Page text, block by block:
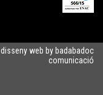
disseny web by badabadoc
comunicació